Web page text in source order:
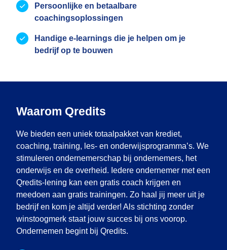
Persoonlijke en betaalbare
coachingsoplossingen
Handige e-learnings die je helpen om je
bedrijf op te bouwen
Waarom Qredits
We bieden een uniek totaalpakket van krediet,
coaching, training, les- en onderwijsprogramma’s. We
stimuleren ondernemerschap bij ondernemers, het
onderwijs en de overheid. Iedere ondernemer met een
Qredits-lening kan een gratis coach krijgen en
meedoen aan gratis trainingen. Zo haal jij meer uit je
bedrijf en kom je altijd verder! Als stichting zonder
winstoogmerk staat jouw succes bij ons voorop.
Ondernemen begint bij Qredits.